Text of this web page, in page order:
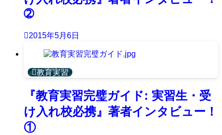
➁
2015年5月6日
教育実習
『教育実習完璧ガイド: 実習生・受
け入れ校必携』著者インタビュー！
①